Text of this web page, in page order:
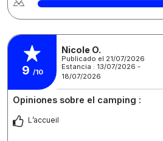
9 /10
Nicole O.
Publicado el 21/07/2026
Estancia : 13/07/2026 -
18/07/2026
Opiniones sobre el camping :
L’accueil